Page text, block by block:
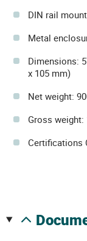
DIN rail
Metal
Dimensions:
x 105 mm)
Net weight:
Gross weight:
Certifications